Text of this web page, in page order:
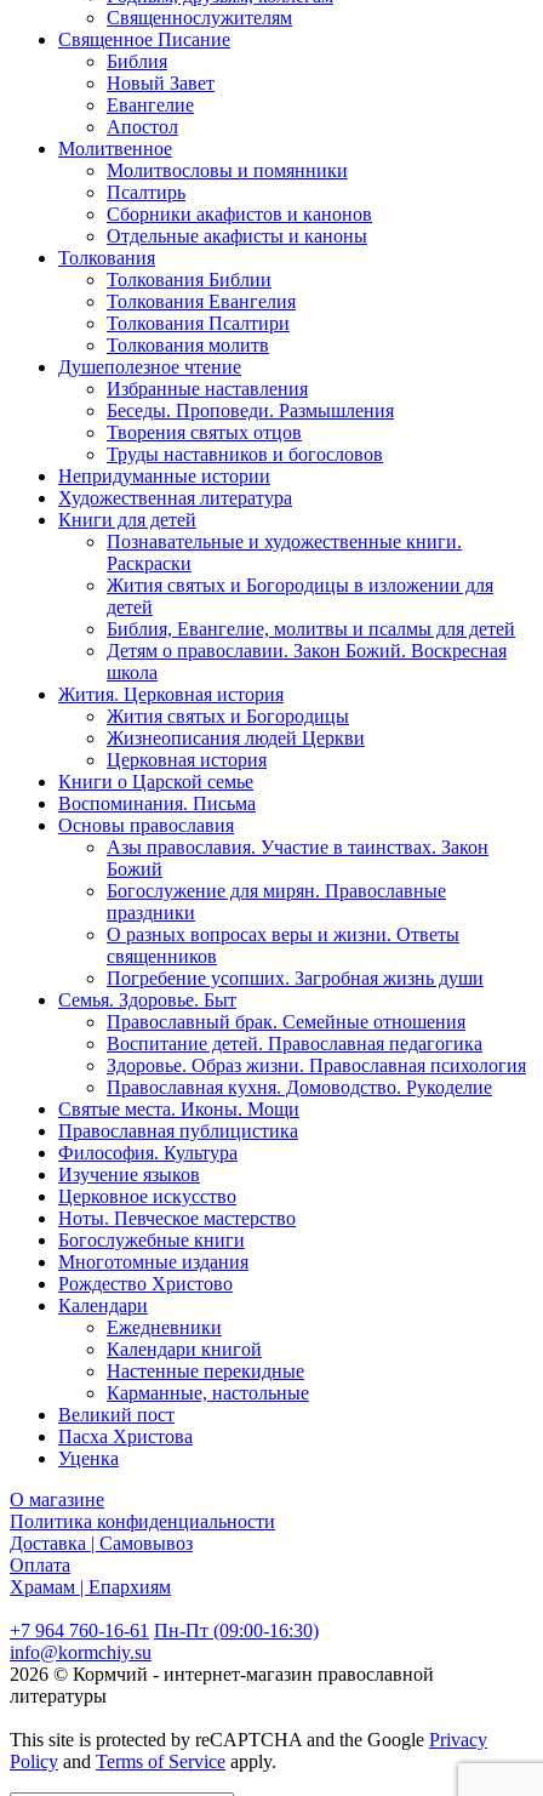
Священнослужителям
Священное Писание
Библия
Новый Завет
Евангелие
Апостол
Молитвенное
Молитвословы и помянники
Псалтирь
Сборники акафистов и канонов
Отдельные акафисты и каноны
Толкования
Толкования Библии
Толкования Евангелия
Толкования Псалтири
Толкования молитв
Душеполезное чтение
Избранные наставления
Беседы. Проповеди. Размышления
Творения святых отцов
Труды наставников и богословов
Непридуманные истории
Художественная литература
Книги для детей
Познавательные и художественные книги.
Раскраски
Жития святых и Богородицы в изложении для
детей
Библия, Евангелие, молитвы и псалмы для детей
Детям о православии. Закон Божий. Воскресная
школа
Жития. Церковная история
Жития святых и Богородицы
Жизнеописания людей Церкви
Церковная история
Книги о Царской семье
Воспоминания. Письма
Основы православия
Азы православия. Участие в таинствах. Закон
Божий
Богослужение для мирян. Православные
праздники
О разных вопросах веры и жизни. Ответы
священников
Погребение усопших. Загробная жизнь души
Семья. Здоровье. Быт
Православный брак. Семейные отношения
Воспитание детей. Православная педагогика
Здоровье. Образ жизни. Православная психология
Православная кухня. Домоводство. Рукоделие
Святые места. Иконы. Мощи
Православная публицистика
Философия. Культура
Изучение языков
Церковное искусство
Ноты. Певческое мастерство
Богослужебные книги
Многотомные издания
Рождество Христово
Календари
Ежедневники
Календари книгой
Настенные перекидные
Карманные, настольные
Великий пост
Пасха Христова
Уценка
О магазине
Политика конфиденциальности
Доставка | Самовывоз
Оплата
Храмам | Епархиям
+7 964 760-16-61 Пн-Пт (09:00-16:30)
info@kormchiy.su
2026 © Кормчий - интернет-магазин православной
литературы
This site is protected by reCAPTCHA and the Google Privacy
Policy and Terms of Service apply.